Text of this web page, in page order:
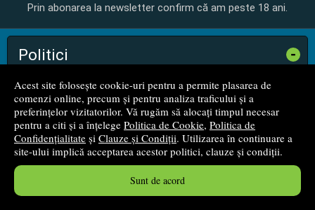
Acest site folosește cookie-uri pentru a permite plasarea de
comenzi online, precum și pentru analiza traficului și a
preferințelor vizitatorilor. Vă rugăm să alocați timpul necesar
pentru a citi și a înțelege Politica de Cookie, Politica de
Confidențialitate și Clauze și Condiții. Utilizarea în continuare a
site-ului implică acceptarea acestor politici, clauze și condiții.
Sunt de acord
Prin abonarea la newsletter confirm că am peste 18 ani.
Politici -
Termeni și condiții
Politica de Cookie
Politica de Confidențialitate
Cum cumperi?